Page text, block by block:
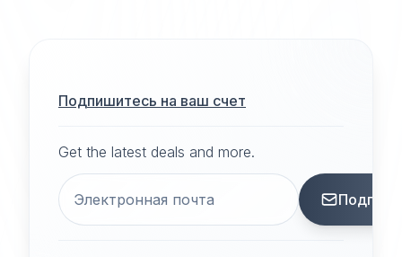
Подпишитесь на ваш счет
Get the latest deals and more.